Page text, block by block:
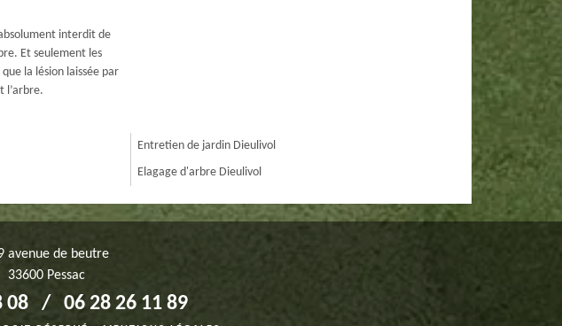
interdit de
Et seulement les
la lésion laissée par
l’arbre.
Entretien de jardin Dieulivol
Elagage d'arbre Dieulivol
avenue de beutre
33600 Pessac
08 / 06 28 26 11 89